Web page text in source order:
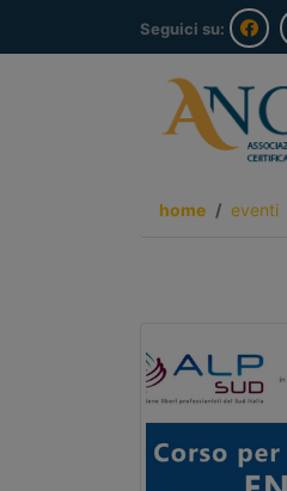
Seguici su:
home eventi